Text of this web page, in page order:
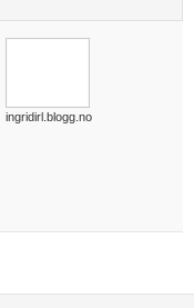
ingridirl.blogg.no